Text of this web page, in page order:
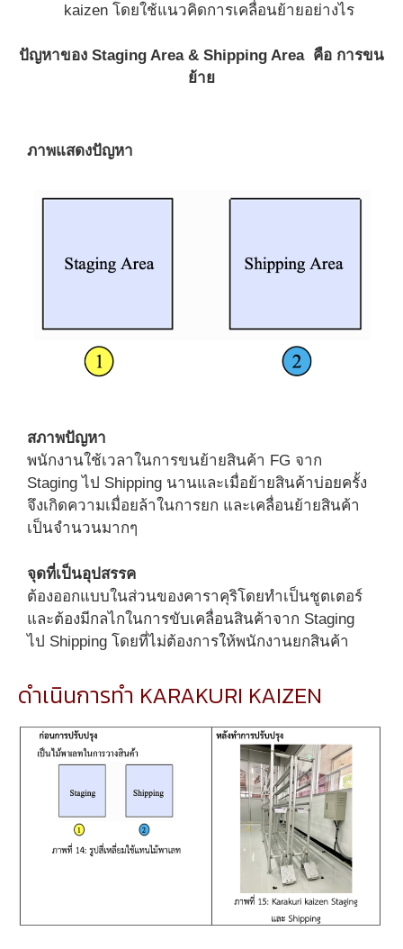
kaizen โดยใช้แนวคิดการเคลื่อนย้ายอย่างไร
ปัญหาของ Staging Area & Shipping Area คือ การขน
ย้าย
ภาพแสดงปัญหา
สภาพปัญหา
พนักงานใช้เวลาในการขนย้ายสินค้า FG จาก
Staging ไป Shipping นานและเมื่อย้ายสินค้าบ่อยครั้ง
จึงเกิดความเมื่อยล้าในการยก และเคลื่อนย้ายสินค้า
เป็นจำนวนมากๆ
จุดที่เป็นอุปสรรค
ต้องออกแบบในส่วนของคาราคุริโดยทำเป็นชูตเตอร์
และต้องมีกลไกในการขับเคลื่อนสินค้าจาก Staging
ไป Shipping โดยที่ไม่ต้องการให้พนักงานยกสินค้า
ดำเนินการทำ KARAKURI KAIZEN